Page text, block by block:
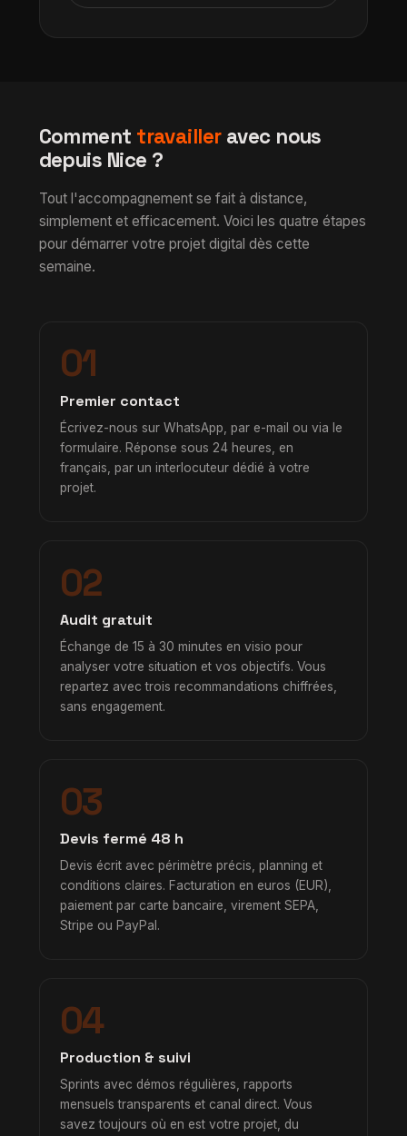
Comment travailleravec nous
depuis Nice ?
Tout l'accompagnement se fait à distance,
simplement et efficacement. Voici les quatre étapes
pour démarrer votre projet digital dès cette
semaine.
01
Premier contact
Écrivez-nous sur WhatsApp, par e-mail ou via le
formulaire. Réponse sous 24 heures, en
français, par un interlocuteur dédié à votre
projet.
02
Audit gratuit
Échange de 15 à 30 minutes en visio pour
analyser votre situation et vos objectifs. Vous
repartez avec trois recommandations chiffrées,
sans engagement.
03
Devis fermé 48 h
Devis écrit avec périmètre précis, planning et
conditions claires. Facturation en euros (EUR),
paiement par carte bancaire, virement SEPA,
Stripe ou PayPal.
04
Production & suivi
Sprints avec démos régulières, rapports
mensuels transparents et canal direct. Vous
savez toujours où en est votre projet, du